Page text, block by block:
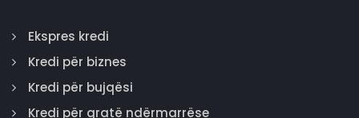
Ekspres kredi
Kredi për biznes
Kredi për bujqësi
Kredi për gratë ndërmarrëse